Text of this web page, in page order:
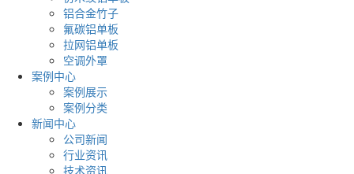
铝合金竹子
氟碳铝单板
拉网铝单板
空调外罩
案例中心
案例展示
案例分类
新闻中心
公司新闻
行业资讯
技术资讯